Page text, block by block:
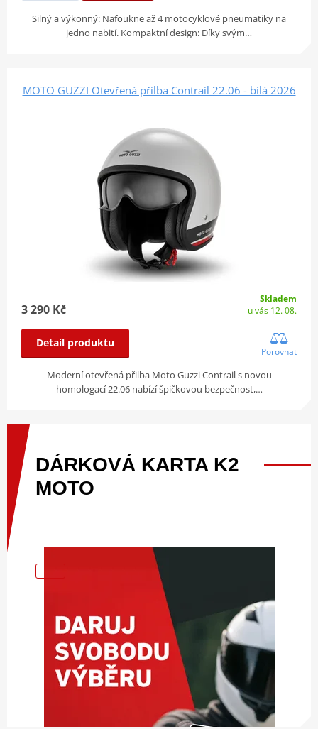
Silný a výkonný: Nafoukne až 4 motocyklové pneumatiky na
jedno nabití. Kompaktní design: Díky svým…
MOTO GUZZI Otevřená přilba Contrail 22.06 - bílá 2026
3 290 Kč
Skladem
u vás 12. 08.
Detail produktu
Porovnat
Moderní otevřená přilba Moto Guzzi Contrail s novou
homologací 22.06 nabízí špičkovou bezpečnost,…
DÁRKOVÁ KARTA K2
MOTO